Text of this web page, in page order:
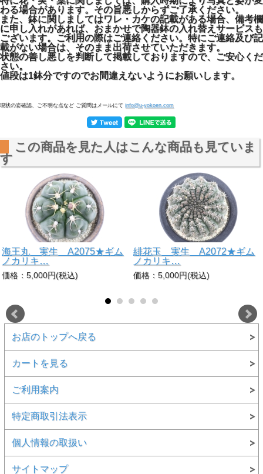
わる場合があります。その旨悪しからずご了承ください。
また、鉢に関しましてはワレ・カケの記載がある場合、備考欄
に申し入れがあれば、おまかせで陶器鉢の入れ替えサービスも
ございます。ご利用の際はご連絡ください。特にご連絡及び記
載がない場合は、そのまま出荷させていただきます。
状態の善し悪しを判断して掲載しておりますので、ご安心くだ
さい。
値段は1鉢分ですのでお間違えないようにお願いします。
現状の姿確認、ご不明な点など ご質問はメールにて info@u-yokoen.com
この商品を見た人はこんな商品も見ていま
す
海王丸 実生 A2075★ギム
ノカリキ…
価格：5,000円(税込)
緋花玉 実生 A2072★ギム
ノカリキ…
価格：5,000円(税込)
お店のトップへ戻る
カートを見る
ご利用案内
特定商取引法表示
個人情報の取扱い
サイトマップ